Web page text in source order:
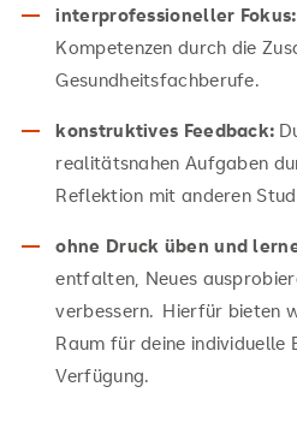
interprofessioneller Fokus:
Kompetenzen durch die
Gesundheitsfachberufe.
konstruktives Feedback:
realitätsnahen Aufgaben
Reflektion mit anderen
ohne Druck üben und
entfalten, Neues
verbessern. Hierfür bieten
Raum für deine individuelle
Verfügung.